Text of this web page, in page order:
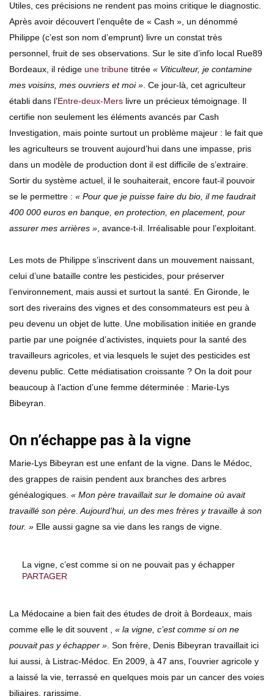
Utiles, ces précisions ne rendent pas moins critique le diagnostic.
Après avoir découvert l’enquête de « Cash », un dénommé
Philippe (c’est son nom d’emprunt) livre un constat très
personnel, fruit de ses observations. Sur le site d’info local Rue89
Bordeaux, il rédige une tribune titrée « Viticulteur, je contamine
mes voisins, mes ouvriers et moi » . Ce jour-là, cet agriculteur
établi dans l’Entre-deux-Mers livre un précieux témoignage. Il
certifie non seulement les éléments avancés par Cash
Investigation, mais pointe surtout un problème majeur : le fait que
les agriculteurs se trouvent aujourd’hui dans une impasse, pris
dans un modèle de production dont il est difficile de s’extraire.
Sortir du système actuel, il le souhaiterait, encore faut-il pouvoir
se le permettre : « Pour que je puisse faire du bio, il me faudrait
400 000 euros en banque, en protection, en placement, pour
assurer mes arrières » , avance-t-il. Irréalisable pour l’exploitant.
Les mots de Philippe s’inscrivent dans un mouvement naissant,
celui d’une bataille contre les pesticides, pour préserver
l’environnement, mais aussi et surtout la santé. En Gironde, le
sort des riverains des vignes et des consommateurs est peu à
peu devenu un objet de lutte. Une mobilisation initiée en grande
partie par une poignée d’activistes, inquiets pour la santé des
travailleurs agricoles, et via lesquels le sujet des pesticides est
devenu public. Cette médiatisation croissante ? On la doit pour
beaucoup à l’action d’une femme déterminée : Marie-Lys
Bibeyran.
On n’échappe pas à la vigne
Marie-Lys Bibeyran est une enfant de la vigne. Dans le Médoc,
des grappes de raisin pendent aux branches des arbres
généalogiques. « Mon père travaillait sur le domaine où avait
travaillé son père. Aujourd’hui, un des mes frères y travaille à son
tour. » Elle aussi gagne sa vie dans les rangs de vigne.
La vigne, c’est comme si on ne pouvait pas y échapper
PARTAGER
La Médocaine a bien fait des études de droit à Bordeaux, mais
comme elle le dit souvent , « la vigne, c’est comme si on ne
pouvait pas y échapper » . Son frère, Denis Bibeyran travaillait ici
lui aussi, à Listrac-Médoc. En 2009, à 47 ans, l’ouvrier agricole y
a laissé la vie, terrassé en quelques mois par un cancer des voies
biliaires, rarissime.